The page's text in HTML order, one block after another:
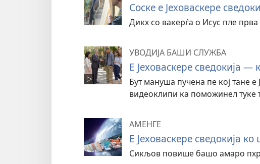
Соске е Јеховаскере
Дикх со вакерѓа о Исус пле
УВОДИЈА БАШИ СЛУЖБА
Е Јеховаскере сведокија —
Бут мануша пучена пе кој тане е
видеоклипи ка поможинел
АМЕНГЕ
Е Јеховаскере сведокија ко
Сикљов повише башо амаро